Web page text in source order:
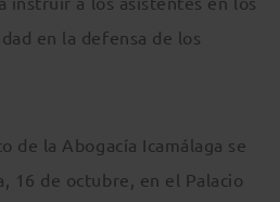
en la defensa de los
de la Abogacía Icamálaga se
16 de octubre, en el Palacio